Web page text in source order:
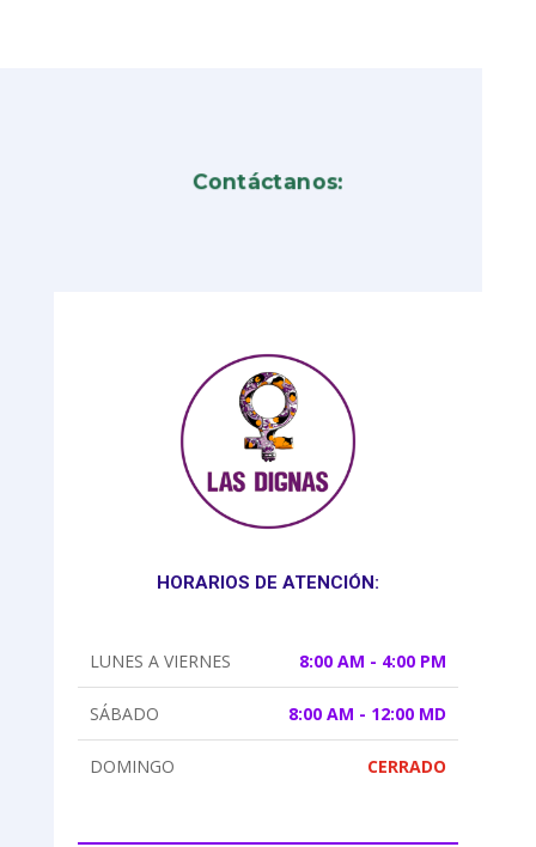
Contáctanos:
HORARIOS DE ATENCIÓN:
LUNES A VIERNES 8:00 AM - 4:00 PM
SÁBADO 8:00 AM - 12:00 MD
DOMINGO CERRADO